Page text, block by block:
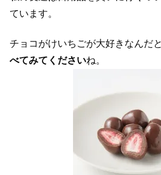
ています。
チョコがけいちごが大好きなんだと
べてみてくださいね。